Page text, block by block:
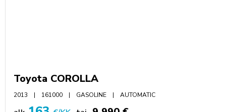
Toyota COROLLA
2013 161000 GASOLINE AUTOMATIC